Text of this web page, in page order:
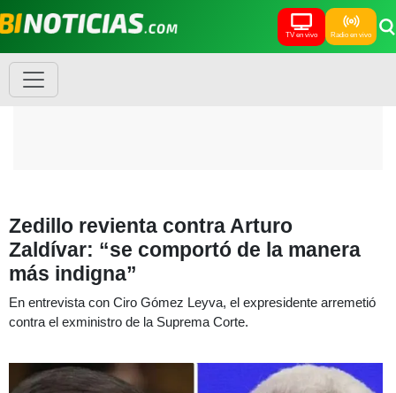
TV en vivo Radio en vivo
Zedillo revienta contra Arturo
Zaldívar: “se comportó de la manera
más indigna”
En entrevista con Ciro Gómez Leyva, el expresidente arremetió
contra el exministro de la Suprema Corte.